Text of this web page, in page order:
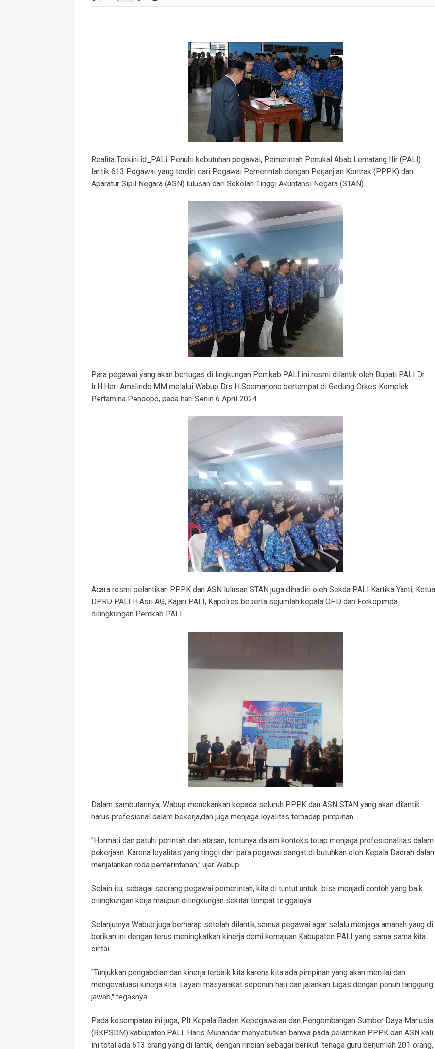
Sinergi Polres PALI–Brimob Makin Solid, Kunjungan Kerja Bahas Koordinasi Operasional
Perkuat Koordinasi Lintas Unsur, Polri Dampingi Evaluasi Tata Kelola Pemerintahan Desa Beruge Darat
Pemerintah Desa Muara Damai Mulai Kerjakan Penggantian Platdeker Patah dan Perataan Jalan dari Dana Desa.
Masuk Lewat Jendela, Terduga Pelaku Pembobolan Rumah di Prambatan Diamankan, Kerugian Korban Capai Rp36 Juta
Panen Ikan Betok Raman Mulya Jadi Contoh, Bupati PALI Ajak Seluruh Warga PALI Manfaatkan Potensi Perikanan Desa
Realita Terkini.id_PALi. Penuhi kebutuhan pegawai, Pemerintah Penukal Abab Lematang Ilir (PALI)
lantik 613 Pegawai yang terdiri dari Pegawai Pemerintah dengan Perjanjian Kontrak (PPPK) dan
Aparatur Sipil Negara (ASN) lulusan dari Sekolah Tinggi Akuntansi Negara (STAN).
Para pegawai yang akan bertugas di lingkungan Pemkab PALI ini resmi dilantik oleh Bupati PALI Dr
Ir.H.Heri Amalindo MM melalui Wabup Drs H.Soemarjono bertempat di Gedung Orkes Komplek
Pertamina Pendopo, pada hari Senin 6 April 2024.
Acara resmi pelantikan PPPK dan ASN lulusan STAN juga dihadiri oleh Sekda PALI Kartika Yanti, Ketua
DPRD PALI H.Asri AG, Kajari PALI, Kapolres beserta sejumlah kepala OPD dan Forkopimda
dilingkungan Pemkab PALI.
Dalam sambutannya, Wabup menekankan kepada seluruh PPPK dan ASN STAN yang akan dilantik
harus profesional dalam bekerja,dan juga menjaga loyalitas terhadap pimpinan.
"Hormati dan patuhi perintah dari atasan, tentunya dalam konteks tetap menjaga profesionalitas dalam
pekerjaan. Karena loyalitas yang tinggi dari para pegawai sangat di butuhkan oleh Kepala Daerah
menjalankan roda pemerintahan," ujar Wabup.
Selain itu, sebagai seorang pegawai pemerintah, kita di tuntut untuk bisa menjadi contoh yang baik
dilingkungan kerja maupun dilingkungan sekitar tempat tinggalnya.
Selanjutnya Wabup juga berharap setelah dilantik,semua pegawai agar selalu menjaga amanah yang di
berikan ini dengan terus meningkatkan kinerja demi kemajuan Kabupaten PALI yang sama sama kita
cintai.
"Tunjukkan pengabdian dan kinerja terbaik kita karena kita ada pimpinan yang akan menilai dan
mengevaluasi kinerja kita. Layani masyarakat sepenuh hati dan jalankan tugas dengan penuh tanggung
jawab," tegasnya.
Pada kesempatan ini juga, Plt Kepala Badan Kepegawaian dan Pengembangan Sumber Daya Manusia
(BKPSDM) kabupaten PALI, Haris Munandar menyebutkan bahwa pada pelantikan PPPK dan ASN kali
ini total ada 613 orang yang di lantik, dengan rincian sebagai berikut :tenaga guru berjumlah 201 orang,